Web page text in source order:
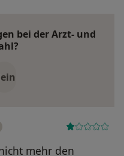
bei der Arzt- und
mehr den